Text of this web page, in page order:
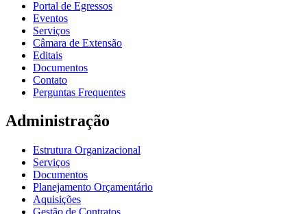
Portal de Egressos
Eventos
Serviços
Câmara de Extensão
Editais
Documentos
Contato
Perguntas Frequentes
Administração
Estrutura Organizacional
Serviços
Documentos
Planejamento Orçamentário
Aquisições